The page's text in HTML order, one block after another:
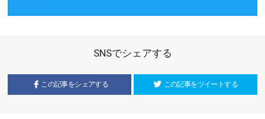
SNSでシェアする
この記事をシェアする この記事をツイートする